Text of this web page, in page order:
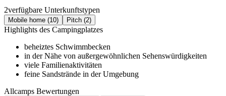
2verfügbare Unterkunftstypen
Mobile home (10) Pitch (2)
Highlights des Campingplatzes
beheiztes Schwimmbecken
in der Nähe von außergewöhnlichen Sehenswürdigkeiten
viele Familienaktivitäten
feine Sandstrände in der Umgebung
Allcamps Bewertungen